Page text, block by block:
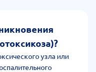
узла или